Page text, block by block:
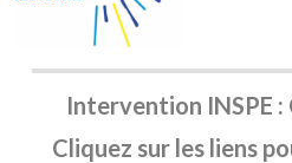
Intervention INSPE :
Cliquez sur les liens